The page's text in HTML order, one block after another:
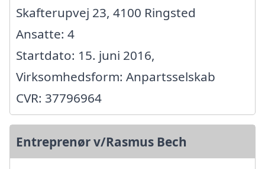
Skafterupvej 23, 4100 Ringsted
Ansatte: 4
Startdato: 15. juni 2016,
Virksomhedsform: Anpartsselskab
CVR: 37796964
Entreprenør v/Rasmus Bech